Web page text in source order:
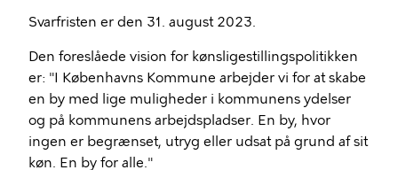
Svarfristen er den 31. august 2023.
Den foreslåede vision for kønsligestillingspolitikken
er: "I Københavns Kommune arbejder vi for at skabe
en by med lige muligheder i kommunens ydelser
og på kommunens arbejdspladser. En by, hvor
ingen er begrænset, utryg eller udsat på grund af sit
køn. En by for alle."